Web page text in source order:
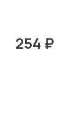
254 ₽